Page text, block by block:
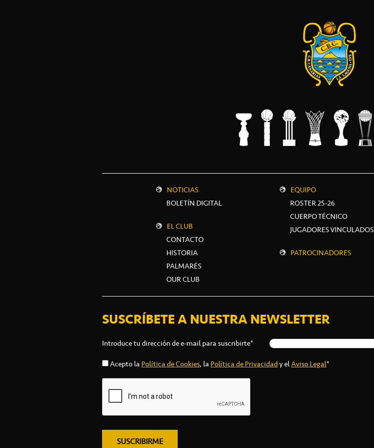
NOTICIAS
BOLETÍN DIGITAL
EL CLUB
CONTACTO
HISTORIA
PALMARÉS
OUR CLUB
EQUIPO
ROSTER 25-26
CUERPO TÉCNICO
JUGADORES VINCULADOS
PATROCINADORES
SUSCRÍBETE A NUESTRA NEWSLETTER
Introduce tu dirección de e-mail para suscribirte*
Acepto la Política de Cookies, la Política de Privacidady elAviso Legal*